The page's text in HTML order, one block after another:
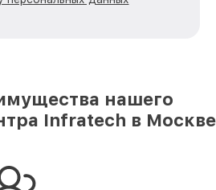
нашего
Infratech в Москве